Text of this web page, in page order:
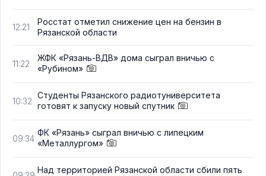
12:21
Росстат отметил снижение цен на бензин в
Рязанской области
11:22
ЖФК «Рязань-ВДВ» дома сыграл вничью с
«Рубином»
10:32
Студенты Рязанского радиотуниверситета
готовят к запуску новый спутник
09:34
ФК «Рязань» сыграл вничью с липецким
«Металлургом»
Над территорией Рязанской области сбили пять